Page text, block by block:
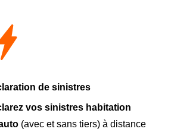
de sinistres
vos sinistres habitation
(avec et sans tiers) à distance